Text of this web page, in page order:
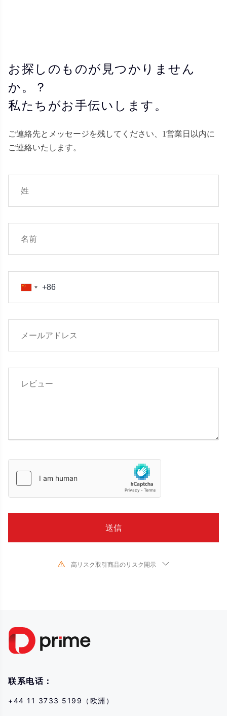
お探しのものが見つかりません
か。？
私たちがお手伝いします。
ご連絡先とメッセージを残してください、1営業日以内に
ご連絡いたします。
高リスク取引商品のリスク開示
い。当社がここに開示したリスクを理解できない場合は、独立した専門家の
助言を求める必要があります。
联系电话：
+44 11 3733 5199（欧洲）